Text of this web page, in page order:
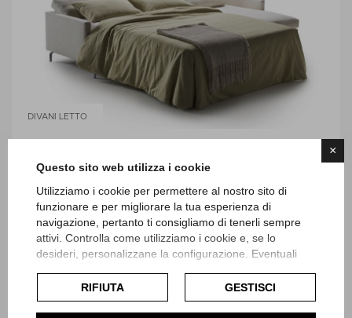
×
Questo sito web utilizza i cookie
Utilizziamo i cookie per permettere al nostro sito di
funzionare e per migliorare la tua esperienza di
navigazione, pertanto ti consigliamo di tenerli sempre
attivi. Controlla come utilizziamo i cookie e, se lo
desideri, personalizzane la configurazione. Eventuali
esclusivamente previa acquisizione del consenso
dell'utente.
RIFIUTA GESTISCI
DIVANI LETTO